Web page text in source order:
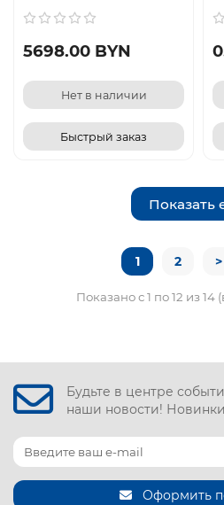
5698.00 BYN
Нет в наличии
Быстрый заказ
Показать
1 2 >
Показано с 1 по 12 из 14
Будьте в центре
наши новости!
Оформить